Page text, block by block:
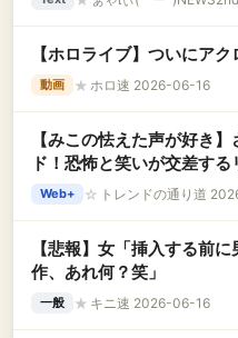
【ホロライブ】ついにア
動画 ★ ホロ速 2026-06-16
【みこの怯えた声が好き
ド！恐怖と笑いが交差す
Web+ ☆ トレンドの通り道
【悲報】女「挿入する前
作、あれ何？笑」
一般 ★ キニ速 2026-06-16